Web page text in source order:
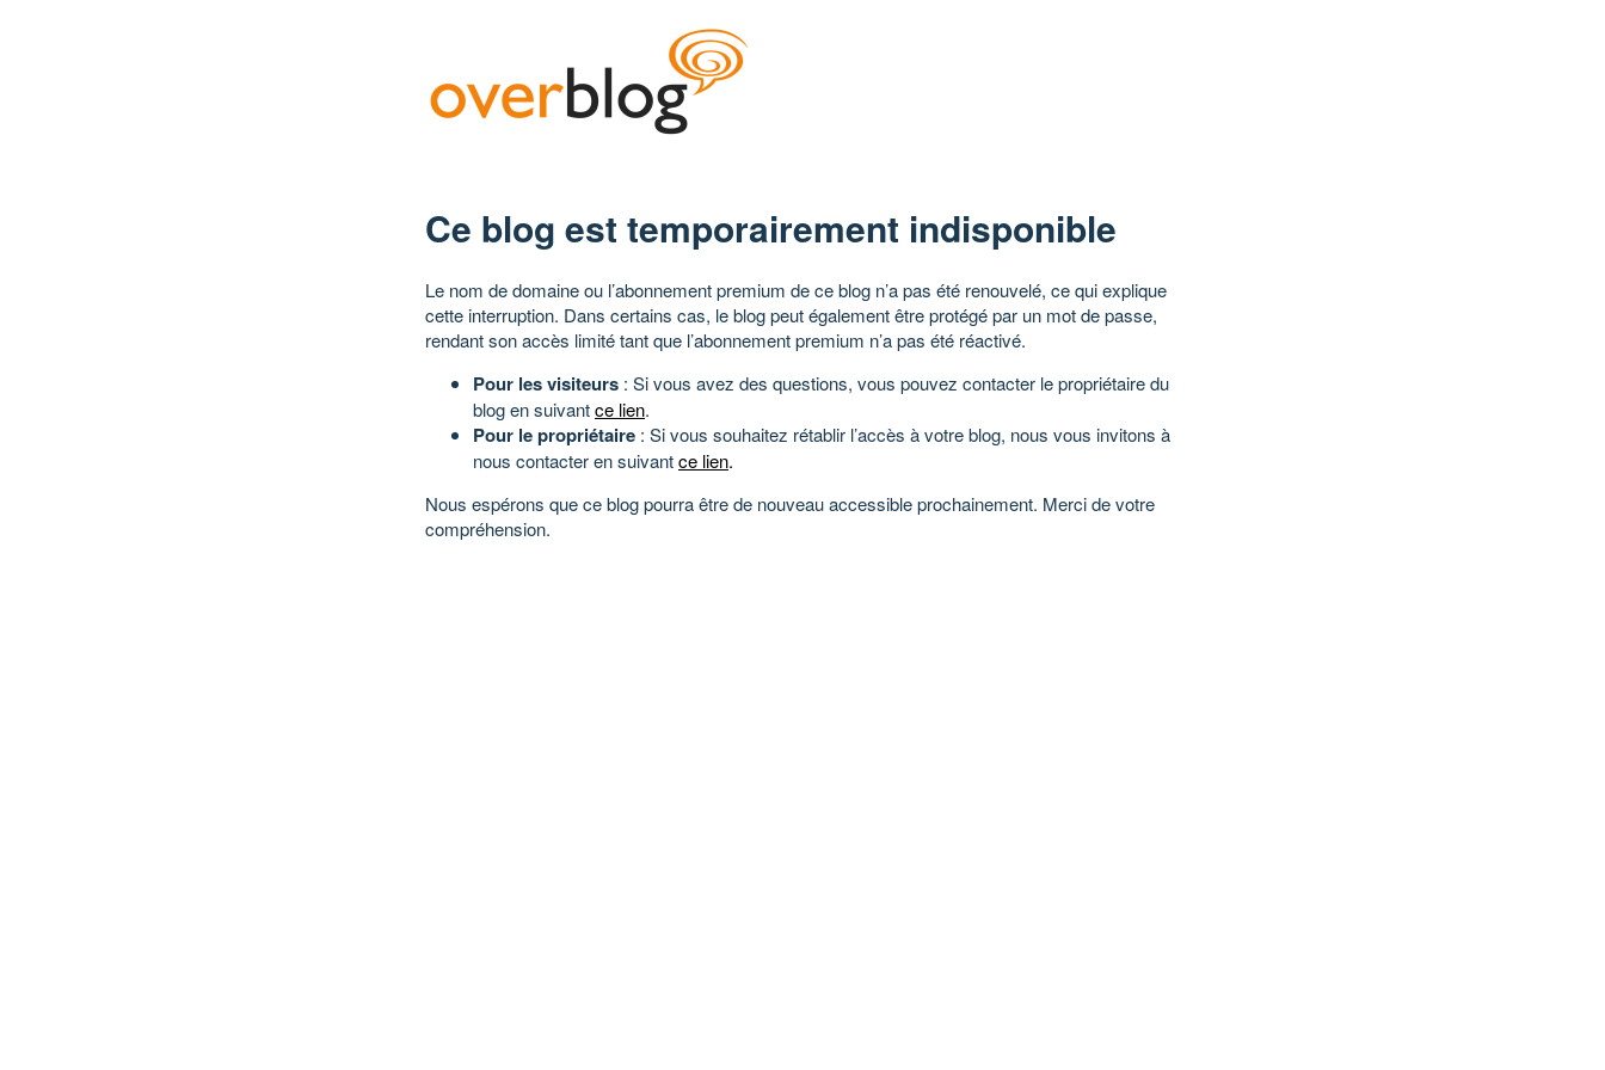
Ce blog est temporairement indisponible
Le nom de domaine ou l’abonnement premium de ce blog n’a pas été renouvelé, ce qui explique
cette interruption. Dans certains cas, le blog peut également être protégé par un mot de passe,
rendant son accès limité tant que l’abonnement premium n’a pas été réactivé.
Pour les visiteurs : Si vous avez des questions, vous pouvez contacter le propriétaire du
blog en suivantce lien.
Pour le propriétaire : Si vous souhaitez rétablir l’accès à votre blog, nous vous invitons à
nous contacter en suivantce lien.
Nous espérons que ce blog pourra être de nouveau accessible prochainement. Merci de votre
compréhension.